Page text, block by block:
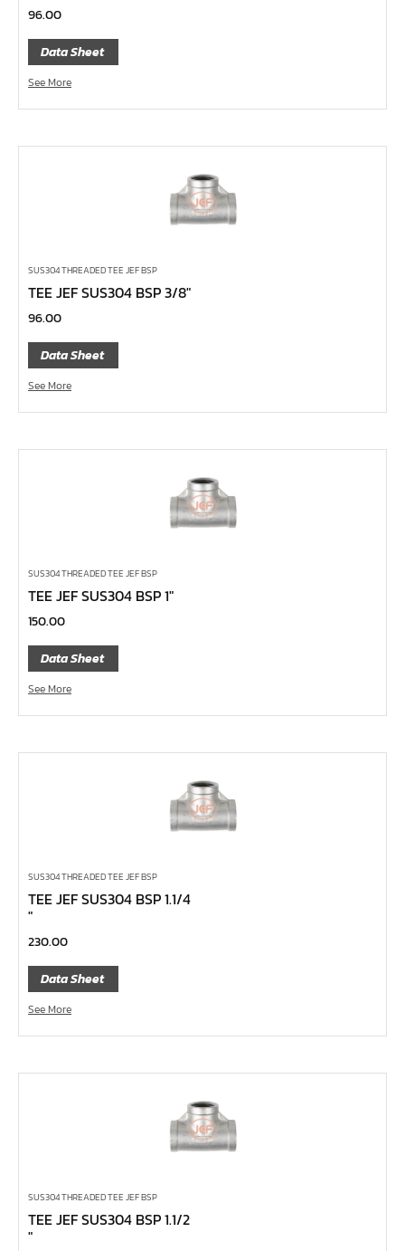
กล่องเครื่องมือ
ประแจ-แหวน-ปากตาย
ไขควง
เครื่องยิงรีเวทนัท
แปรงทาสี
ต๊าป แอ๊ปโก้ ABPCO
ลูกบ๊อกซ์ การบิน AeroSpace Standard AS954E สั้น ยาว
บ๊อกข้ออ่อน 1/4"
ไขควงตอก
ไขควงแฉก
ข้อลด
หัวขัน
ข้อต่อฟรี
ข้ออ่อน
ข้อต่อ หักมุม
ด้ามขันบ๊อกซ์
ด้ามฟรี หัวกลม คอพับ ด้ามเรียบ 1/4", 3/8", 1/2"
ด้ามฟรี หัวกลม คอพับ ด้ามเหล็ก 1/4", 3/8", 1/2", 1"
ด้ามฟรี หัวกลม ด้ามยาง 1/4", 3/8", 1/2"
ด้ามฟรี หัวกลม ด้ามเรียบ 1/4", 3/8", 1/2"
ด้ามฟรี หัวกลม ด้ามเหล็ก 1/4", 3/8", 1/2", 1"
ด้ามฟรี ด้ามเรียบ คอพับ กดปุ่ม
ด้ามฟรี ด้ามเหล็ก คอพับ กดปุ่ม
ด้ามฟรี ด้ามเรียบ คอพับ
96.00
Data Sheet
See More
SUS304 THREADED TEE JEF BSP
TEE JEF SUS304 BSP 3/8″
96.00
Data Sheet
See More
SUS304 THREADED TEE JEF BSP
TEE JEF SUS304 BSP 1″
150.00
Data Sheet
See More
SUS304 THREADED TEE JEF BSP
TEE JEF SUS304 BSP 1.1/4
″
230.00
Data Sheet
See More
SUS304 THREADED TEE JEF BSP
TEE JEF SUS304 BSP 1.1/2
″